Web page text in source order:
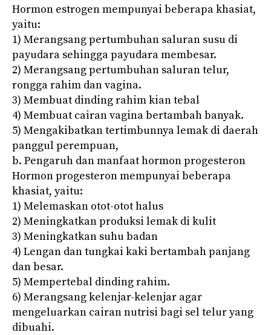
Hormon estrogen mempunyai beberapa khasiat,
yaitu:
1) Merangsang pertumbuhan saluran susu di
payudara sehingga payudara membesar.
2) Merangsang pertumbuhan saluran telur,
rongga rahim dan vagina.
3) Membuat dinding rahim kian tebal
4) Membuat cairan vagina bertambah banyak.
5) Mengakibatkan tertimbunnya lemak di daerah
panggul perempuan,
b. Pengaruh dan manfaat hormon progesteron
Hormon progesteron mempunyai beberapa
khasiat, yaitu:
1) Melemaskan otot-otot halus
2) Meningkatkan produksi lemak di kulit
3) Meningkatkan suhu badan
4) Lengan dan tungkai kaki bertambah panjang
dan besar.
5) Mempertebal dinding rahim.
6) Merangsang kelenjar-kelenjar agar
mengeluarkan cairan nutrisi bagi sel telur yang
dibuahi.